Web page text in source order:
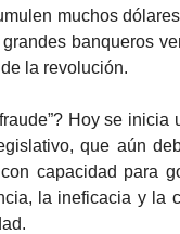
muchos
banqueros
la revolución.
Hoy se
que aún
capacidad para
la ineficacia y la